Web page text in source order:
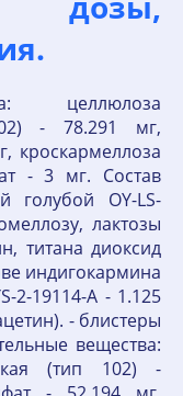
целлюлоза
- 78.291 мг,
кроскармеллоза
- 3 мг. Состав
голубой OY-LS-
лактозы
титана диоксид
индигокармина
2-19114-A - 1.125
- блистеры
вещества:
(тип 102) -